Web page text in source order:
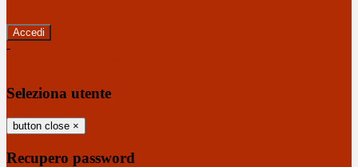
-
Seleziona utente
button close ×
Recupero password